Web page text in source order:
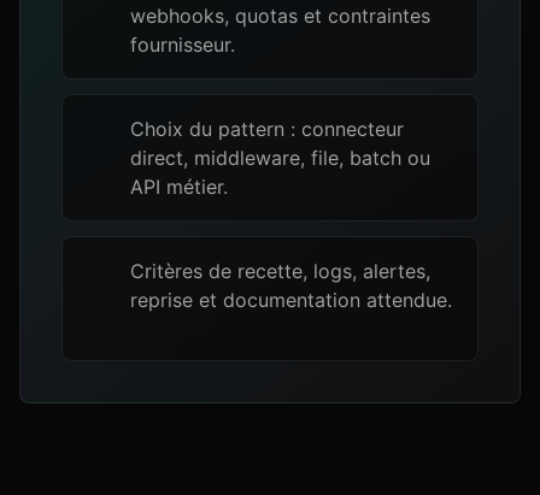
webhooks, quotas et contraintes
fournisseur.
Choix du pattern : connecteur
direct, middleware, file, batch ou
API métier.
Critères de recette, logs, alertes,
reprise et documentation attendue.